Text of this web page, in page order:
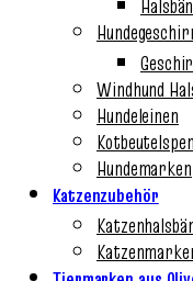
Windhund
Hundeleinen
Hundemarken
Katzenzubehör